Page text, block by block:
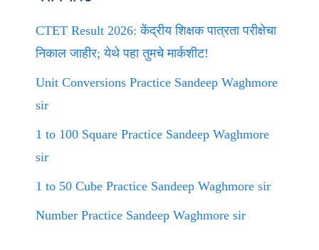
CTET Result 2026: केंद्रीय शिक्षक पात्रता परीक्षेचा
निकाल जाहीर; येथे पहा तुमचे मार्कशीट!
Unit Conversions Practice Sandeep Waghmore
sir
1 to 100 Square Practice Sandeep Waghmore
sir
1 to 50 Cube Practice Sandeep Waghmore sir
Number Practice Sandeep Waghmore sir